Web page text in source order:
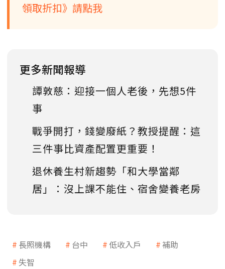
領取折扣》請點我
更多新聞報導
譚敦慈：迎接一個人老後，先想5件
事
戰爭開打，錢變廢紙？教授提醒：這
三件事比資產配置更重要！
退休養生村新趨勢「和大學當鄰
居」：沒上課不能住、宿舍變養老房
長照機構 台中 低收入戶
補助
失智